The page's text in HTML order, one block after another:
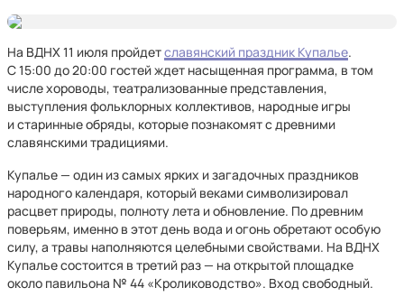
На ВДНХ 11 июля пройдетславянский праздник Купалье.
С 15:00 до 20:00 гостей ждет насыщенная программа, в том
числе хороводы, театрализованные представления,
выступления фольклорных коллективов, народные игры
и старинные обряды, которые познакомят с древними
славянскими традициями.
Купалье — один из самых ярких и загадочных праздников
народного календаря, который веками символизировал
расцвет природы, полноту лета и обновление. По древним
поверьям, именно в этот день вода и огонь обретают особую
силу, а травы наполняются целебными свойствами. На ВДНХ
Купалье состоится в третий раз — на открытой площадке
около павильона № 44 «Кролиководство». Вход свободный.